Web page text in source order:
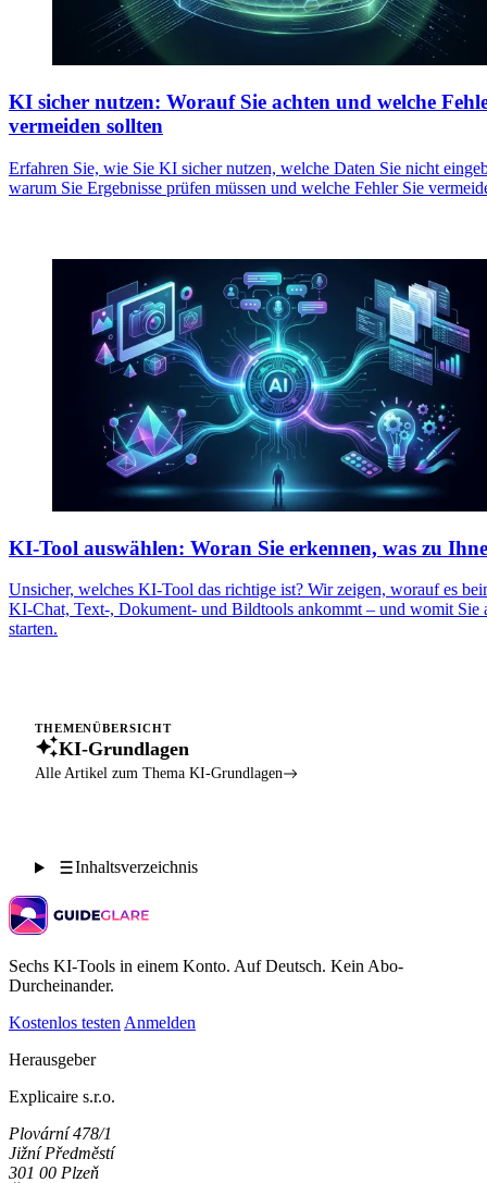
KI sicher nutzen: Worauf Sie achten und welche
vermeiden sollten
Erfahren Sie, wie Sie KI sicher nutzen, welche Daten Sie nicht
warum Sie Ergebnisse prüfen müssen und welche Fehler Sie
KI-Tool auswählen: Woran Sie erkennen, was zu
Unsicher, welches KI-Tool das richtige ist? Wir zeigen, worauf es
KI-Chat, Text-, Dokument- und Bildtools ankommt – und womit Sie
starten.
THEMENÜBERSICHT
KI-Grundlagen
Alle Artikel zum Thema KI-Grundlagen
Inhaltsverzeichnis
Sechs KI-Tools in einem Konto. Auf Deutsch. Kein Abo-
Durcheinander.
Kostenlos testen Anmelden
Herausgeber
Explicaire s.r.o.
Plovární 478/1
Jižní Předměstí
301 00 Plzeň